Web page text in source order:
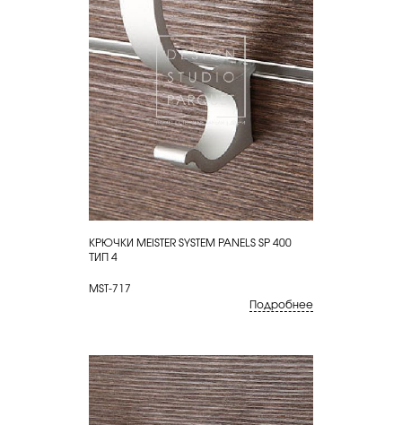
КУПИТЬ
КРЮЧКИ MEISTER SYSTEM PANELS SP 400
ТИП 4
MST-717
Подробнее